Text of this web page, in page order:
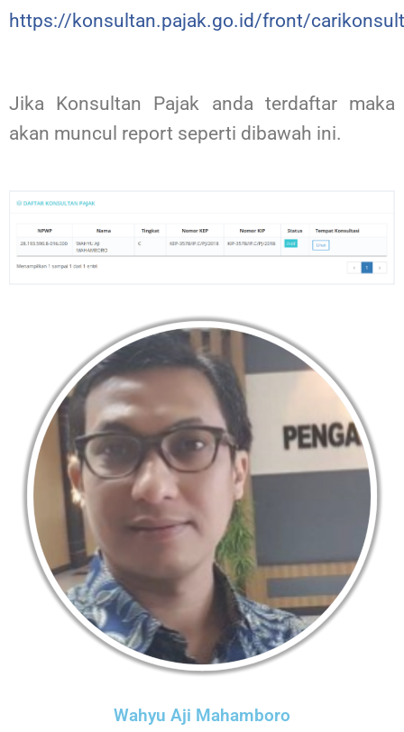
https://konsultan.pajak.go.id/front/
Jika Konsultan Pajak anda terdaftar maka
akan muncul report seperti dibawah ini.
Wahyu Aji Mahamboro